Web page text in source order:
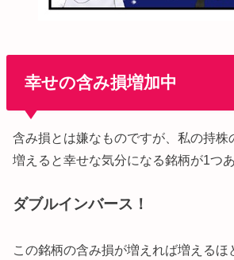
幸せの含み損増加中
含み損とは嫌なものですが、私の持株
増えると幸せな気分になる銘柄が1つあ
ダブルインバース！
この銘柄の含み損が増えれば増えるほ